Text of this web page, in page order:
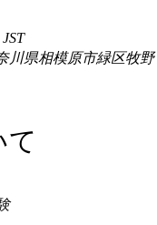
川県相模原市緑区牧
て